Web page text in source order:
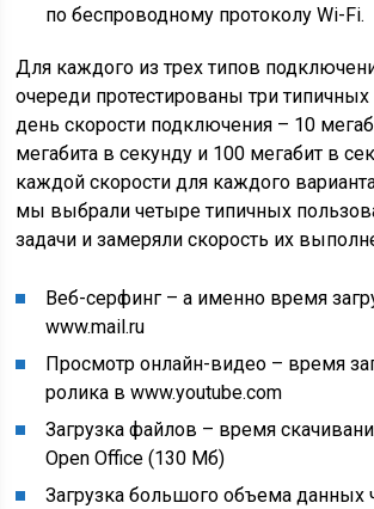
по беспроводному протоколу Wi-Fi.
Для каждого из трех типов
очереди протестированы три
день скорости подключения – 10
мегабита в секунду и 100 мегабит в
каждой скорости для каждого
мы выбрали четыре типичных
задачи и замеряли скорость их
Веб-серфинг – а именно время
www.mail.ru
Просмотр онлайн-видео – время
ролика в www.youtube.com
Загрузка файлов – время
Open Office (130 Мб)
Загрузка большого объема данных